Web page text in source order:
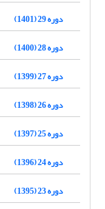
دوره 29 (1401)
دوره 28 (1400)
دوره 27 (1399)
دوره 26 (1398)
دوره 25 (1397)
دوره 24 (1396)
دوره 23 (1395)